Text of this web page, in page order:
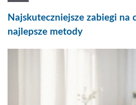
Najskuteczniejsze zabiegi na
najlepsze metody